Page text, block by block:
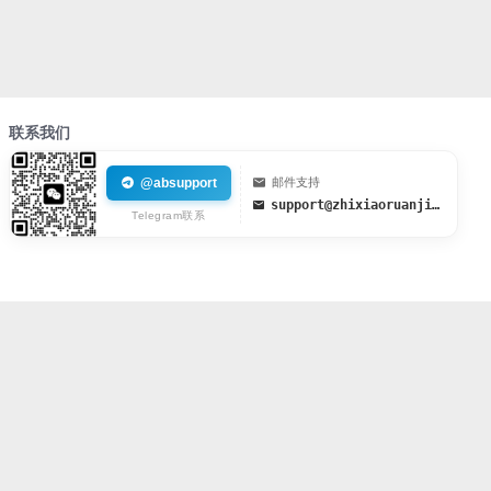
联系我们
@absupport
Telegram联系
邮件支持
support@zhixiaoruanjian.org